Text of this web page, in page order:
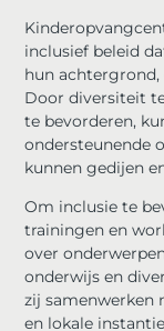
inclusief beleid
hun achtergrond,
Door diversiteit
te bevorderen,
ondersteunende
kunnen gedijen
Om inclusie te
trainingen en
over
onderwijs en
zij samenwerken
en lokale